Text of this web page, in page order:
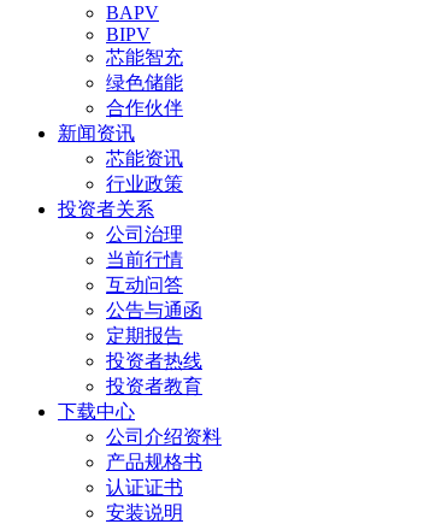
BAPV
BIPV
芯能智充
绿色储能
合作伙伴
新闻资讯
芯能资讯
行业政策
投资者关系
公司治理
当前行情
互动问答
公告与通函
定期报告
投资者热线
投资者教育
下载中心
公司介绍资料
产品规格书
认证证书
安装说明